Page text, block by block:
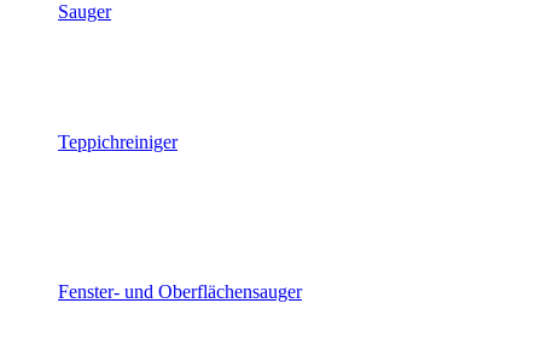
Sauger
Teppichreiniger
Fenster- und Oberflächensauger